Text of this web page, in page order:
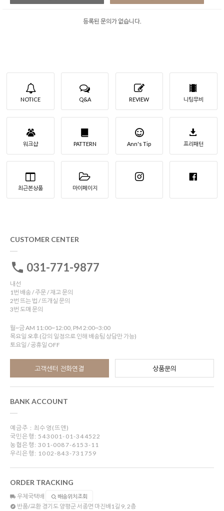
등록된 문의가 없습니다.
NOTICE Q&A REVIEW 니팅무비
워크샵 PATTERN Ann's Tip 프리패턴
최근본상품 마이페이지
CUSTOMER CENTER
031-771-9877
내선
1번 배송 / 주문 / 재고 문의
2번 뜨는 법 / 뜨개실 문의
3번 도매 문의
월~금 AM 11:00~12:00, PM 2:00~3:00
목요일 오후 (강의 일정으로 인해 배송팀 상담만 가능)
토요일 / 공휴일 OFF
고객센터 전화연결 상품문의
BANK ACCOUNT
예금주 : 최수영(뜨앤)
국민은행: 543001-01-344522
농협은행: 301-0087-6153-11
우리은행: 1002-843-731759
ORDER TRACKING
우체국택배 배송위치조회
반품/교환 경기도 양평군 서종면 마진배1길 9, 2층